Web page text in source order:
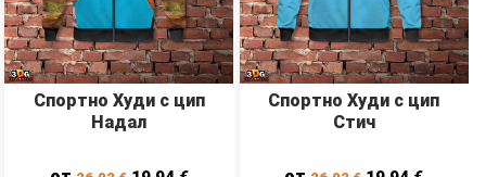
Спортно Худи с цип
Надал
Спортно Худи с цип
Стич